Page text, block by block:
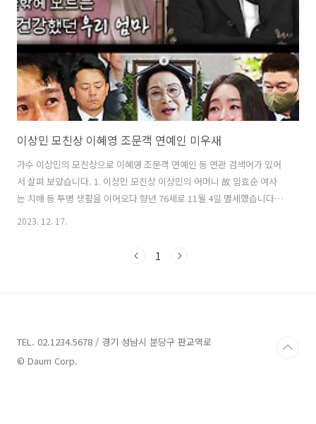
이상민 모친상 이혜영 조문객 연예인 미우새
가수 이상민의 모친상으로 이혜영 조문객 연예인 등 연관 검색어가 있어
서 살펴 보았습니다. 1. 이상민 모친상 이상민의 어머니 故 임효순 여사
는 치매 등 투병 생활을 이어오다 향년 76세로 11월 4일 별세했습니다.
빈소는 서울 연세대 신촌 세브란스병원 장례식장 6호실에 마련되었고,
립승화원으로 진행되었습니다. 2. 이상민 모친상 조문객 연예인 이상민
2023. 12. 17.
1
TEL. 02.1234.5678 / 경기 성남시 분당구 판교역로
© Daum Corp.